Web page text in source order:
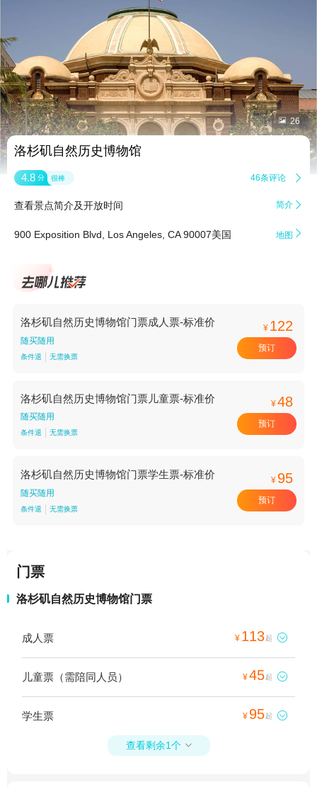
 26
洛杉矶自然历史博物馆
4.8 分 很棒 46条评论 
查看景点简介及开放时间 简介 
900 Exposition Blvd, Los Angeles, CA 90007美国 地图 
洛杉矶自然历史博物馆门票成人票-标准价
随买随用
条件退 无需换票
¥ 122
预订
洛杉矶自然历史博物馆门票儿童票-标准价
随买随用
条件退 无需换票
¥48
预订
洛杉矶自然历史博物馆门票学生票-标准价
随买随用
条件退 无需换票
¥ 95
预订
门票
洛杉矶自然历史博物馆门票
成人票 ¥ 113起 
儿童票（需陪同人员） ¥45起 
学生票 ¥ 95起 
查看剩余1个 